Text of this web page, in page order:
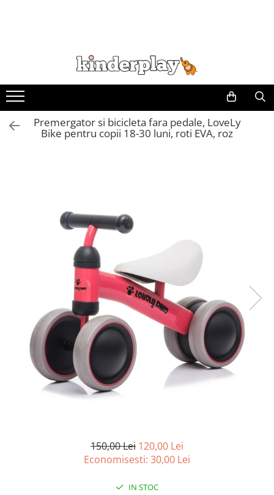
Premergator si bicicleta fara pedale, LoveLy
Bike pentru copii 18-30 luni, roti EVA, roz
150,00 Lei 120,00 Lei
Economisesti: 30,00 Lei
IN STOC